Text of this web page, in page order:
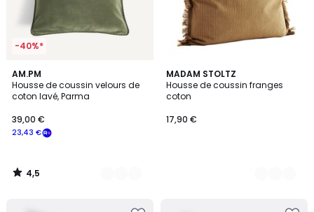
-40%*
AM.PM
Housse de coussin velours de
coton lavé, Parma
23,43 €
39,00 €
4,5
/ 5
4
Couleurs
4,5
/
MADAM STOLTZ
Housse de coussin franges
coton
17,90 €
2
Couleurs